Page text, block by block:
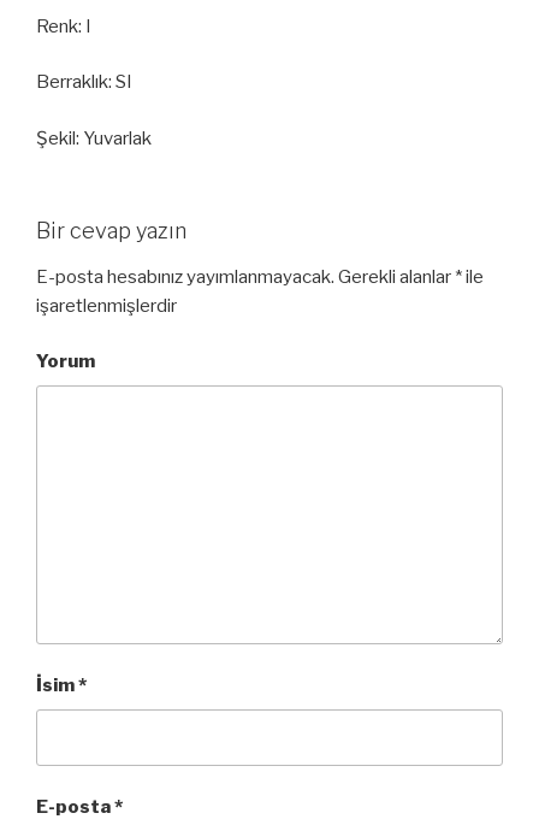
Renk: I
Berraklık: SI
Şekil: Yuvarlak
Bir cevap yazın
E-posta hesabınız yayımlanmayacak. Gerekli alanlar *ile
işaretlenmişlerdir
Yorum
İsim*
E-posta*